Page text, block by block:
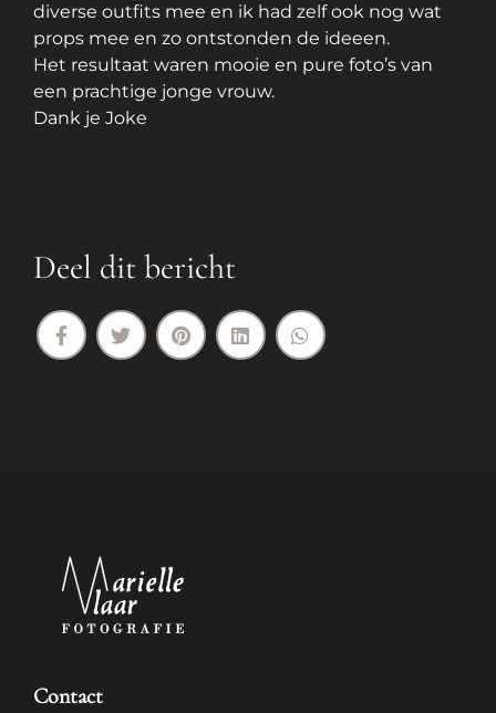
diverse outfits mee en ik had zelf ook nog wat
props mee en zo ontstonden de ideeen.
Het resultaat waren mooie en pure foto’s van
een prachtige jonge vrouw.
Dank je Joke
Deel dit bericht
Contact